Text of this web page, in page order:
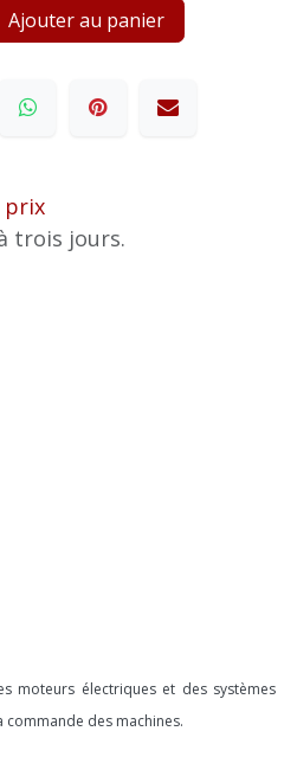
Ajouter au panier
prix
trois jours.
moteurs électriques et des systèmes
des machines.